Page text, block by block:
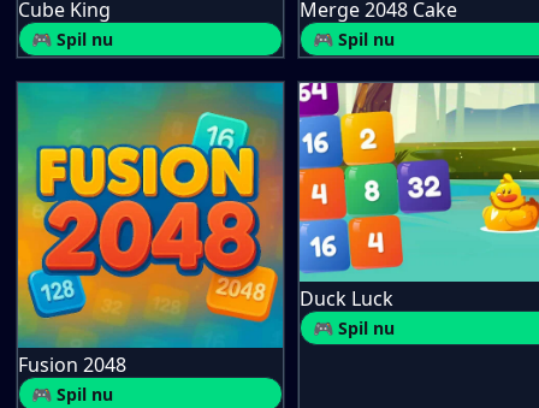
Cube King
🎮 Spil nu
Merge 2048 Cake
🎮 Spil nu
Fusion 2048
🎮 Spil nu
Duck Luck
🎮 Spil nu